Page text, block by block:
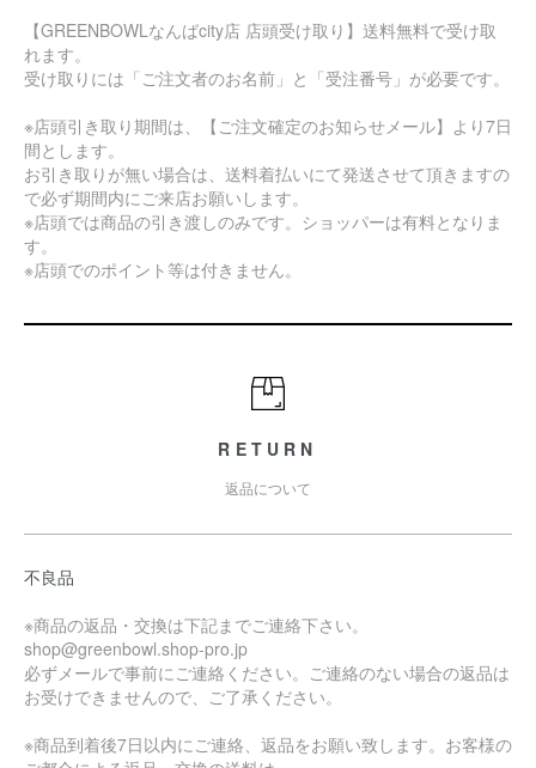
【GREENBOWLなんばcity店 店頭受け取り】送料無料で受け取
れます。
受け取りには「ご注文者のお名前」と「受注番号」が必要です。
※店頭引き取り期間は、【ご注文確定のお知らせメール】より7日
間とします。
お引き取りが無い場合は、送料着払いにて発送させて頂きますの
で必ず期間内にご来店お願いします。
※店頭では商品の引き渡しのみです。ショッパーは有料となりま
す。
※店頭でのポイント等は付きません。
RETURN
返品について
不良品
※商品の返品・交換は下記までご連絡下さい。
shop@greenbowl.shop-pro.jp
必ずメールで事前にご連絡ください。ご連絡のない場合の返品は
お受けできませんので、ご了承ください。
※商品到着後7日以内にご連絡、返品をお願い致します。お客様の